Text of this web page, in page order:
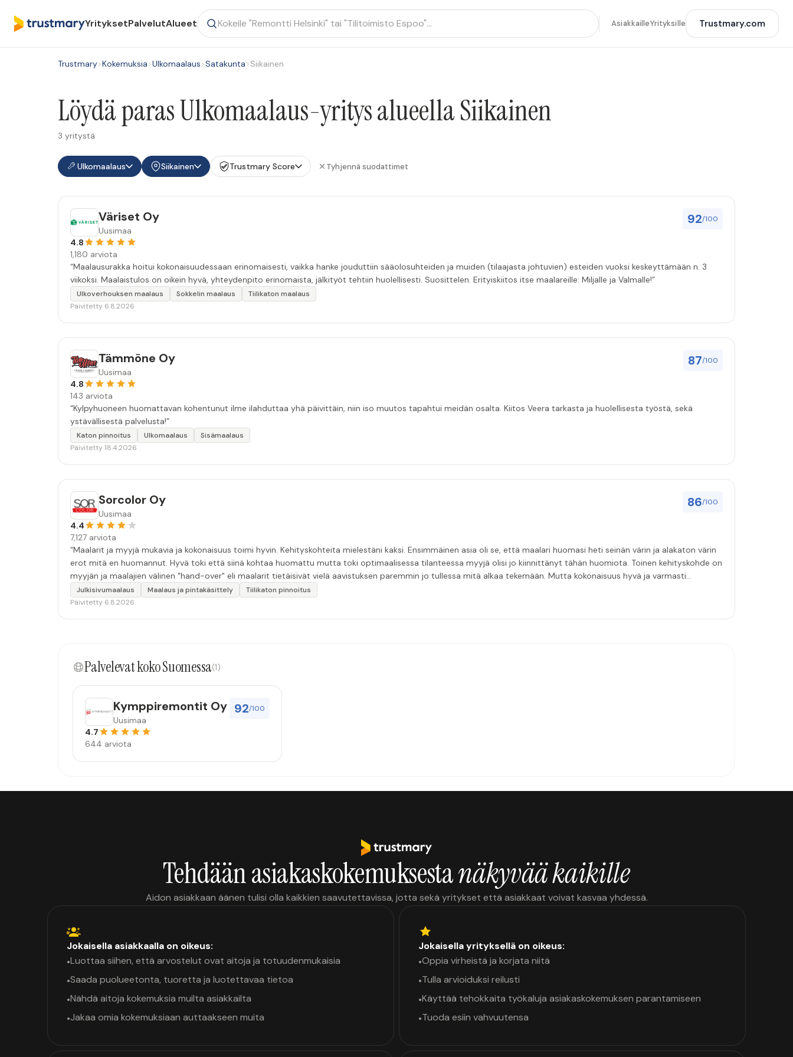
YrityksetPalvelutAlueet AsiakkailleYrityksille Trustmary.com
Trustmary>Kokemuksia>Ulkomaalaus>Satakunta>Siikainen
Löydä paras Ulkomaalaus-yritys alueella Siikainen
3 yritystä
Ulkomaalaus Siikainen Trustmary Score Tyhjennä suodattimet
92/100
Väriset Oy
Uusimaa
4.8
1,180 arviota
“Maalausurakka hoitui kokonaisuudessaan erinomaisesti, vaikka hanke jouduttiin sääolosuhteiden ja muiden (tilaajasta johtuvien) esteiden vuoksi keskeyttämään n. 3
viikoksi. Maalaistulos on oikein hyvä, yhteydenpito erinomaista, jälkityöt tehtiin huolellisesti. Suosittelen. Erityiskiitos itse maalareille: Miljalle ja Valmalle!”
Ulkoverhouksen maalaus Sokkelin maalaus
Tiilikaton maalaus
Päivitetty 6.8.2026
87/100
Tämmöne Oy
Uusimaa
4.8
143 arviota
“Kylpyhuoneen huomattavan kohentunut ilme ilahduttaa yhä päivittäin, niin iso muutos tapahtui meidän osalta. Kiitos Veera tarkasta ja huolellisesta työstä, sekä
ystävällisestä palvelusta!”
Katon pinnoitus Ulkomaalaus
Sisämaalaus
Päivitetty 18.4.2026
86/100
Sorcolor Oy
Uusimaa
4.4
7,127 arviota
“Maalarit ja myyjä mukavia ja kokonaisuus toimi hyvin. Kehityskohteita mielestäni kaksi. Ensimmäinen asia oli se, että maalari huomasi heti seinän värin ja alakaton värin
erot mitä en huomannut. Hyvä toki että siinä kohtaa huomattu mutta toki optimaalisessa tilanteessa myyjä olisi jo kiinnittänyt tähän huomiota. Toinen kehityskohde on
myyjän ja maalajien välinen "hand-over" eli maalarit tietäisivät vielä aavistuksen paremmin jo tullessa mitä alkaa tekemään. Mutta kokonaisuus hyvä ja varmasti
tulevaisuudessakin mahdollisuus että palveluita käytän”
Julkisivumaalaus Maalaus ja pintakäsittely
Tiilikaton pinnoitus
Päivitetty 6.8.2026
Palvelevat koko Suomessa(1)
92/100
Kymppiremontit Oy
Uusimaa
4.7
644 arviota
Tehdään asiakaskokemuksestanäkyvää kaikille
Aidon asiakkaan äänen tulisi olla kaikkien saavutettavissa, jotta sekä yritykset että asiakkaat voivat kasvaa yhdessä.
Jokaisella asiakkaalla on oikeus:
•Luottaa siihen, että arvostelut ovat aitoja ja totuudenmukaisia
•Saada puolueetonta, tuoretta ja luotettavaa tietoa
•Nähdä aitoja kokemuksia muilta asiakkailta
•Jakaa omia kokemuksiaan auttaakseen muita
Jokaisella yrityksellä on oikeus:
•Oppia virheistä ja korjata niitä
•Tulla arvioiduksi reilusti
•Käyttää tehokkaita työkaluja asiakaskokemuksen parantamiseen
•Tuoda esiin vahvuutensa